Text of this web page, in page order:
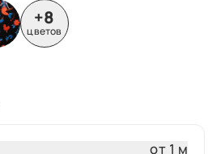
+8
цветов
от 1 м